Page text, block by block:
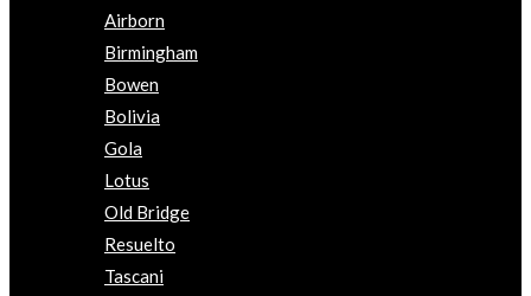
Airborn
Birmingham
Bowen
Bolivia
Gola
Lotus
Old Bridge
Resuelto
Tascani